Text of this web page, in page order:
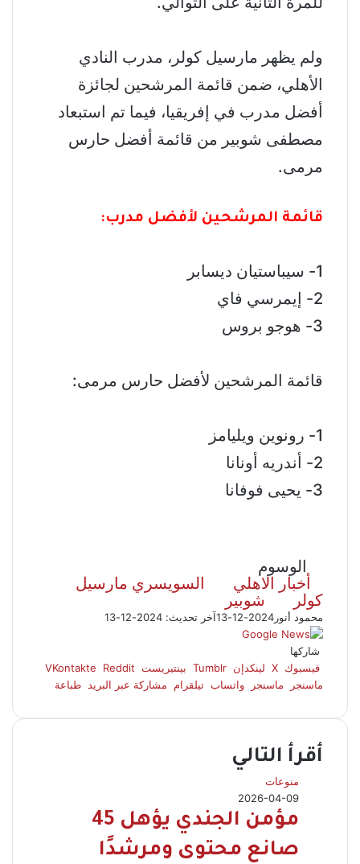
ولم يظهر مارسيل كولر، مدرب النادي
الأهلي، ضمن قائمة المرشحين لجائزة
أفضل مدرب في إفريقيا، فيما تم استبعاد
مصطفى شوبير من قائمة أفضل حارس
مرمى.
قائمة المرشحين لأفضل مدرب:
1- سيباستيان ديسابر
2- إيمرسي فاي
3- هوجو بروس
قائمة المرشحين لأفضل حارس مرمى:
1- رونوين ويليامز
2- أندريه أونانا
3- يحيى فوفانا
الوسوم
أخبار الاهلي
السويسري مارسيل
كولر
شوبير
محمود أنور 2024-12-13 آخر تحديث: 2024-12-13
شاركها
فيسبوك ‫X لينكدإن بينتيريست
ماسنجر
ماسنجر واتساب تيلقرام مشاركة عبر البريد طباعة
أقرأ التالي
منوعات
2026-04-09
مؤمن الجندي يؤهل 45
صانع محتوى ومرشدًا